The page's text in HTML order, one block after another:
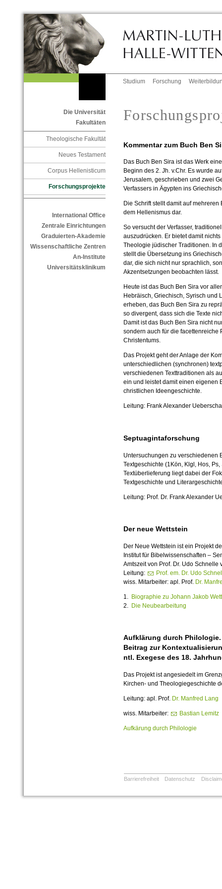
Studium Forschung
Die Universität
Fakultäten
Theologische Fakultät
Neues Testament
Corpus Hellenisticum
Forschungsprojekte
International Office
Zentrale Einrichtungen
Graduierten-Akademie
Wissenschaftliche Zentren
An-Institute
Universitätsklinikum
Kommentar zum Buch Ben
Das Buch Ben Sira ist das Werk
Beginn des 2. Jh. v.Chr. Es wurde
Jerusalem, geschrieben und zwei
Verfassers in Ägypten ins
Die Schrift stellt damit auf
dem Hellenismus dar.
So versucht der Verfasser,
auszudrücken. Er bietet damit
Theologie jüdischer Traditionen. In
stellt die Übersetzung ins
dar, die sich nicht nur sprachlich,
Akzentsetzungen beobachten lässt.
Heute ist das Buch Ben Sira vor
Hebräisch, Griechisch, Syrisch und
erheben, das Buch Ben Sira zu
so divergent, dass sich die Texte
Damit ist das Buch Ben Sira nicht
sondern auch für die
Christentums.
Das Projekt geht der Anlage der
unterschiedlichen (synchronen)
verschiedenen Texttraditionen als
ein und leistet damit einen eigenen
christlichen Ideengeschichte.
Leitung: Frank Alexander
Septuagintaforschung
Untersuchungen zu verschiedenen
Textgeschichte (1Kön, Klgl, Hos,
Textüberlieferung liegt dabei der
Textgeschichte und
Leitung: Prof. Dr. Frank Alexander
Der neue Wettstein
Der Neue Wettstein ist ein Projekt
Institut für Bibelwissenschaften –
Amtszeit von Prof. Dr. Udo Schnelle
Leitung:
Prof. em. Dr. Udo
wiss. Mitarbeiter: apl. Prof. Dr.
1. Biographie zu Johann Jakob
2. Die Neubearbeitung
Aufklärung durch
Beitrag zur
ntl. Exegese des 18.
Das Projekt ist angesiedelt im
Kirchen- und Theologiegeschichte
Leitung: apl. Prof. Dr. Manfred Lang
wiss. Mitarbeiter: Bastian Lemitz
Aufkärung durch Philologie
Barrierefreiheit Datenschutz